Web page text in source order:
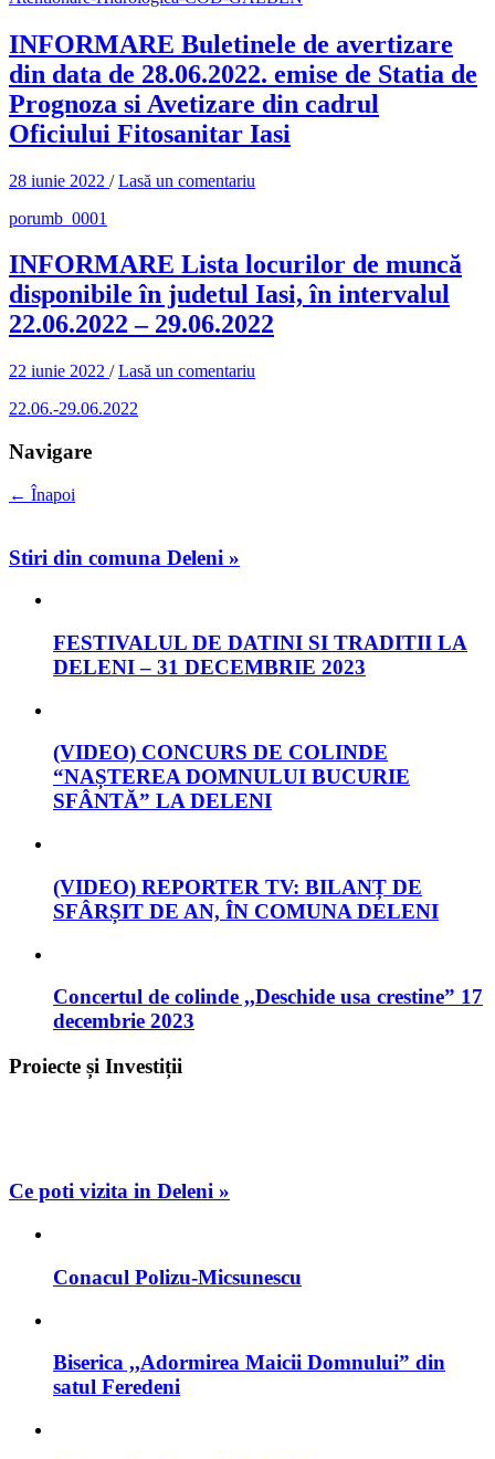
INFORMARE Buletinele de avertizare
din data de 28.06.2022. emise de Statia de
Prognoza si Avetizare din cadrul
Oficiului Fitosanitar Iasi
28 iunie 2022 /Lasă un comentariu
porumb_0001
INFORMARE Lista locurilor de muncă
disponibile în judetul Iasi, în intervalul
22.06.2022 – 29.06.2022
22 iunie 2022 /Lasă un comentariu
22.06.-29.06.2022
Navigare
← Înapoi
Stiri din comuna Deleni »
FESTIVALUL DE DATINI SI TRADITII LA
DELENI – 31 DECEMBRIE 2023
(VIDEO) CONCURS DE COLINDE
“NAȘTEREA DOMNULUI BUCURIE
SFÂNTĂ” LA DELENI
(VIDEO) REPORTER TV: BILANȚ DE
SFÂRȘIT DE AN, ÎN COMUNA DELENI
Concertul de colinde ,,Deschide usa crestine” 17
decembrie 2023
Proiecte și Investiții
Ce poti vizita in Deleni »
Conacul Polizu-Micsunescu
Biserica ,,Adormirea Maicii Domnului” din
satul Feredeni